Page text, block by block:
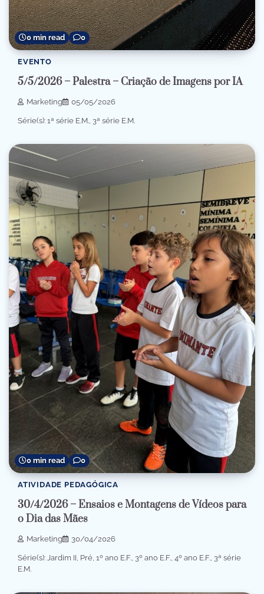
0 min read 0
EVENTO
5/5/2026 – Palestra – Criação de Imagens por IA
Marketing 05/05/2026
Série(s): 1ª série E.M., 3ª série E.M.
0 min read 0
ATIVIDADE PEDAGÓGICA
30/4/2026 – Ensaios e Montagens de Vídeos para
o Dia das Mães
Marketing 30/04/2026
Série(s): Jardim II, Pré, 1º ano E.F., 3º ano E.F., 4º ano E.F., 3ª série
E.M.